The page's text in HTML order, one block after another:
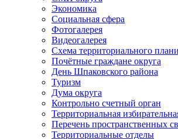
Экономика
Социальная сфера
Фотогалерея
Видеогалерея
Схема территориального
Почётные граждане округа
День Шпаковского района
Туризм
Дума округа
Контрольно счетный орган
Территориальная
Перечень пространственных
Территориальные отделы